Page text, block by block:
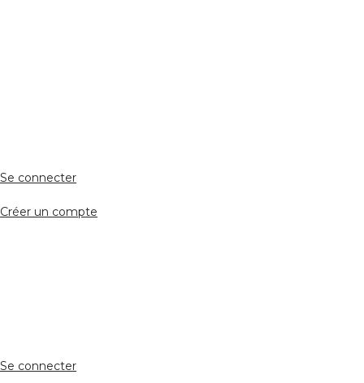
Se connecter
Créer un compte
Se connecter